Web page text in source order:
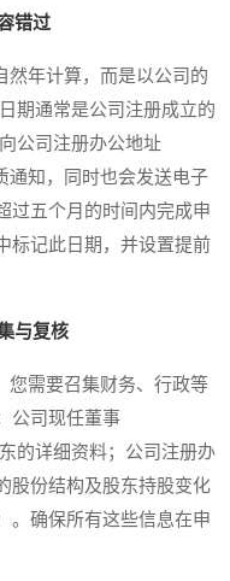
错过
年计算，而是以公司的
期通常是公司注册成立的
公司注册办公地址
通知，同时也会发送电子
过五个月的时间内完成申
标记此日期，并设置提前
与复核
需要召集财务、行政等
公司现任董事
的详细资料；公司注册办
股份结构及股东持股变化
。确保所有这些信息在申